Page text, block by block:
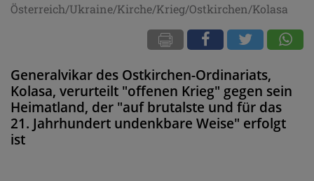
Österreich/Ukraine/Kirche/Krieg/Ostkirchen/Kolasa
Generalvikar des Ostkirchen-Ordinariats,
Kolasa, verurteilt "offenen Krieg" gegen sein
Heimatland, der "auf brutalste und für das
21. Jahrhundert undenkbare Weise" erfolgt
ist